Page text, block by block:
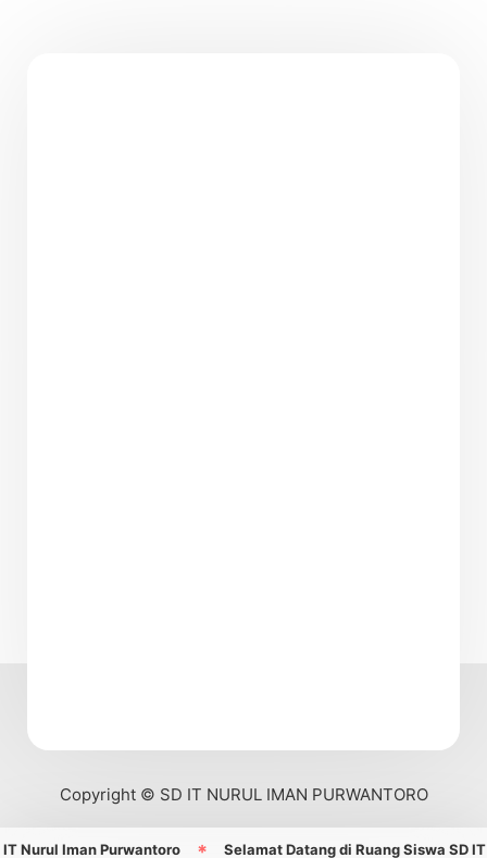
Copyright © SD IT NURUL IMAN PURWANTORO
Iman Purwantoro Selamat Datang di Ruang Siswa SD IT